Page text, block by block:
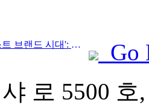
Prev:호텔 산업의 '포스트 브랜드 시대': 규모 확장에서 효율성 우선으로
Go
로 5500 호